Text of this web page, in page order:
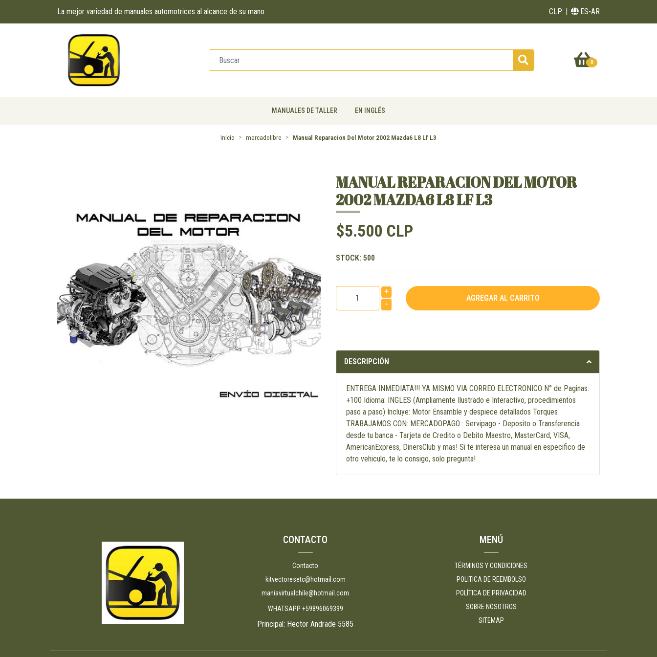
La mejor variedad de manuales automotrices al alcance de su mano CLP ES-AR
0
MANUALES DE TALLER EN INGLÉS
Inicio mercadolibre Manual Reparacion Del Motor 2002 Mazda6 L8 Lf L3
MANUAL REPARACION DEL MOTOR
2002 MAZDA6 L8 LF L3
$5.500 CLP
STOCK: 500
+
-
DESCRIPCIÓN
ENTREGA INMEDIATA!!! YA MISMO VIA CORREO ELECTRONICO N° de Paginas:
+100 Idioma: INGLES (Ampliamente Ilustrado e Interactivo, procedimientos
paso a paso) Incluye: Motor Ensamble y despiece detallados Torques
TRABAJAMOS CON: MERCADOPAGO : Servipago - Deposito o Transferencia
desde tu banca - Tarjeta de Credito o Debito Maestro, MasterCard, VISA,
AmericanExpress, DinersClub y mas! Si te interesa un manual en especifico de
otro vehiculo, te lo consigo, solo pregunta!
CONTACTO
Contacto
kitvectoresetc@hotmail.com
maniavirtualchile@hotmail.com
WHATSAPP +59896069399
Principal: Hector Andrade 5585
MENÚ
TÉRMINOS Y CONDICIONES
POLITICA DE REEMBOLSO
POLÍTICA DE PRIVACIDAD
SOBRE NOSOTROS
SITEMAP